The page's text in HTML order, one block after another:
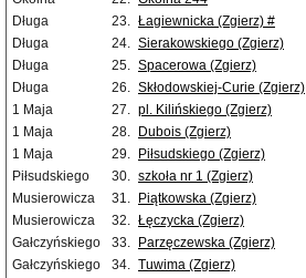
Długa
23. Łagiewnicka (Zgierz) #
Długa
24. Sierakowskiego (Zgierz)
Długa
25. Spacerowa (Zgierz)
Długa
26. Skłodowskiej-Curie (Zgierz)
1 Maja
27. pl. Kilińskiego (Zgierz)
1 Maja
28. Dubois (Zgierz)
1 Maja
29. Piłsudskiego (Zgierz)
Piłsudskiego
30. szkoła nr 1 (Zgierz)
Musierowicza
31.
Piątkowska (Zgierz)
Musierowicza
32. Łęczycka (Zgierz)
Gałczyńskiego
33. Parzęczewska (Zgierz)
Gałczyńskiego
34. Tuwima (Zgierz)